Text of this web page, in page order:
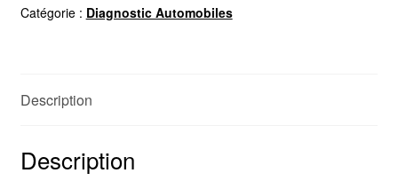
CLIP
Catégorie : Diagnostic Automobiles
Description
Description